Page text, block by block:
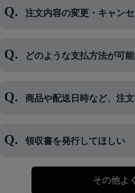
◆下記ページより、ログイ
注文内容の変更・キャン
◆即日発送を行なってい
※発送後、発送準備が完
どのような支払方法が可
◆代金引換・クレジットカ
商品や配送日時など、注
◆商品発送前の変更は承っ
さい。
領収書を発行してほしい
◆領収書はご希望頂いた場
その他よ